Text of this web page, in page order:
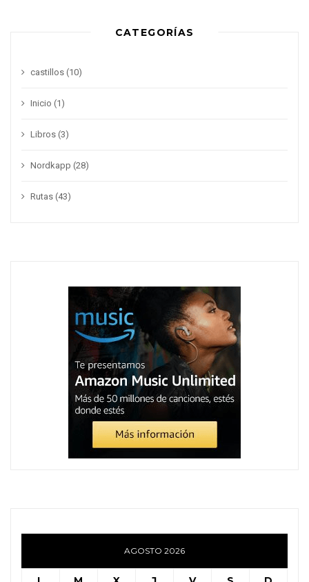
CATEGORÍAS
castillos (10)
Inicio (1)
Libros (3)
Nordkapp (28)
Rutas (43)
AGOSTO 2026